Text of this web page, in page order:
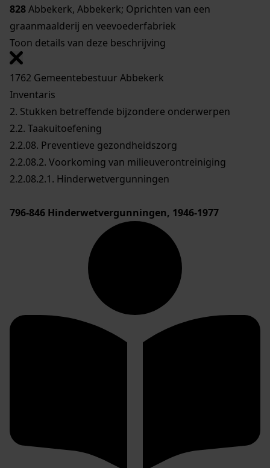
828Abbekerk, Abbekerk; Oprichten van een
graanmaalderij en veevoederfabriek
Toon details van deze beschrijving
1762 Gemeentebestuur Abbekerk
Inventaris
2. Stukken betreffende bijzondere onderwerpen
2.2. Taakuitoefening
2.2.08. Preventieve gezondheidszorg
2.2.08.2. Voorkoming van milieuverontreiniging
2.2.08.2.1. Hinderwetvergunningen
796-846 Hinderwetvergunningen, 1946-1977